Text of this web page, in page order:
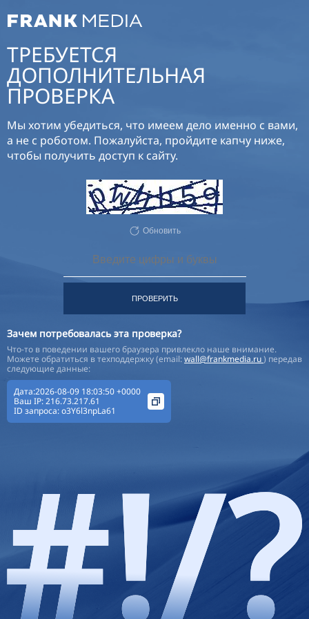
ТРЕБУЕТСЯ
ДОПОЛНИТЕЛЬНАЯ
ПРОВЕРКА
Мы хотим убедиться, что имеем дело именно с вами,
а не с роботом. Пожалуйста, пройдите капчу ниже,
чтобы получить доступ к сайту.
Обновить
ПРОВЕРИТЬ
Зачем потребовалась эта проверка?
Что-то в поведении вашего браузера привлекло наше внимание.
Можете обратиться в техподдержку (email:wall@frankmedia.ru) передав
следующие данные:
Дата:2026-08-09 18:03:50 +0000
Ваш IP:216.73.217.61
ID запроса:o3Y6l3npLa61